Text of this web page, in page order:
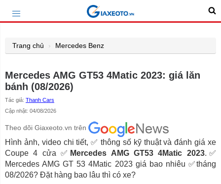
Trang chủ Mercedes Benz
Mercedes AMG GT53 4Matic 2023: giá lăn
bánh (08/2026)
Tác giả: Thanh Cars
Cập nhật: 04/08/2026
Theo dõi Giaxeoto.vn trên
Hình ảnh, video chi tiết, ✅ thông số kỹ thuật và đánh giá xe
Coupe 4 cửa ✅ Mercedes AMG GT53 4Matic 2023.✅
Mercedes AMG GT 53 4Matic 2023 giá bao nhiêu ✅tháng
08/2026? Đặt hàng bao lâu thì có xe?